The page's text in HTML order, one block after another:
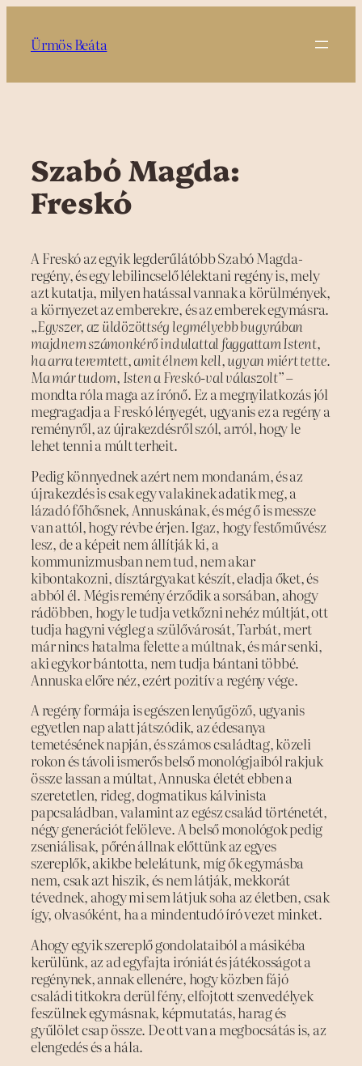
tartalomhoz
Ürmös Beáta
Szabó Magda:
Freskó
A Freskó az egyik legderűlátóbb Szabó Magda-
regény, és egy lebilincselő lélektani regény is, mely
azt kutatja, milyen hatással vannak a körülmények,
a környezet az emberekre, és az emberek egymásra.
„Egyszer, az üldözöttség legmélyebb bugyrában
majdnem számonkérő indulattal faggattam Istent,
ha arra teremtett, amit élnem kell, ugyan miért tette.
Ma már tudom, Isten a Freskó-val válaszolt”–
mondta róla maga az írónő. Ez a megnyilatkozás jól
megragadja a Freskó lényegét, ugyanis ez a regény a
reményről, az újrakezdésről szól, arról, hogy le
lehet tenni a múlt terheit.
Pedig könnyednek azért nem mondanám, és az
újrakezdés is csak egy valakinek adatik meg, a
lázadó főhősnek, Annuskának, és még ő is messze
van attól, hogy révbe érjen. Igaz, hogy festőművész
lesz, de a képeit nem állítják ki, a
kommunizmusban nem tud, nem akar
kibontakozni, dísztárgyakat készít, eladja őket, és
abból él. Mégis remény érződik a sorsában, ahogy
rádöbben, hogy le tudja vetkőzni nehéz múltját, ott
tudja hagyni végleg a szülővárosát, Tarbát, mert
már nincs hatalma felette a múltnak, és már senki,
aki egykor bántotta, nem tudja bántani többé.
Annuska előre néz, ezért pozitív a regény vége.
A regény formája is egészen lenyűgöző, ugyanis
egyetlen nap alatt játszódik, az édesanya
temetésének napján, és számos családtag, közeli
rokon és távoli ismerős belső monológjaiból rakjuk
össze lassan a múltat, Annuska életét ebben a
szeretetlen, rideg, dogmatikus kálvinista
papcsaládban, valamint az egész család történetét,
négy generációt felöleve. A belső monológok pedig
zseniálisak, pőrén állnak előttünk az egyes
szereplők, akikbe belelátunk, míg ők egymásba
nem, csak azt hiszik, és nem látják, mekkorát
tévednek, ahogy mi sem látjuk soha az életben, csak
így, olvasóként, ha a mindentudó író vezet minket.
Ahogy egyik szereplő gondolataiból a másikéba
kerülünk, az ad egyfajta iróniát és játékosságot a
regénynek, annak ellenére, hogy közben fájó
családi titkokra derül fény, elfojtott szenvedélyek
feszülnek egymásnak, képmutatás, harag és
gyűlölet csap össze. De ott van a megbocsátás is, az
elengedés és a hála.